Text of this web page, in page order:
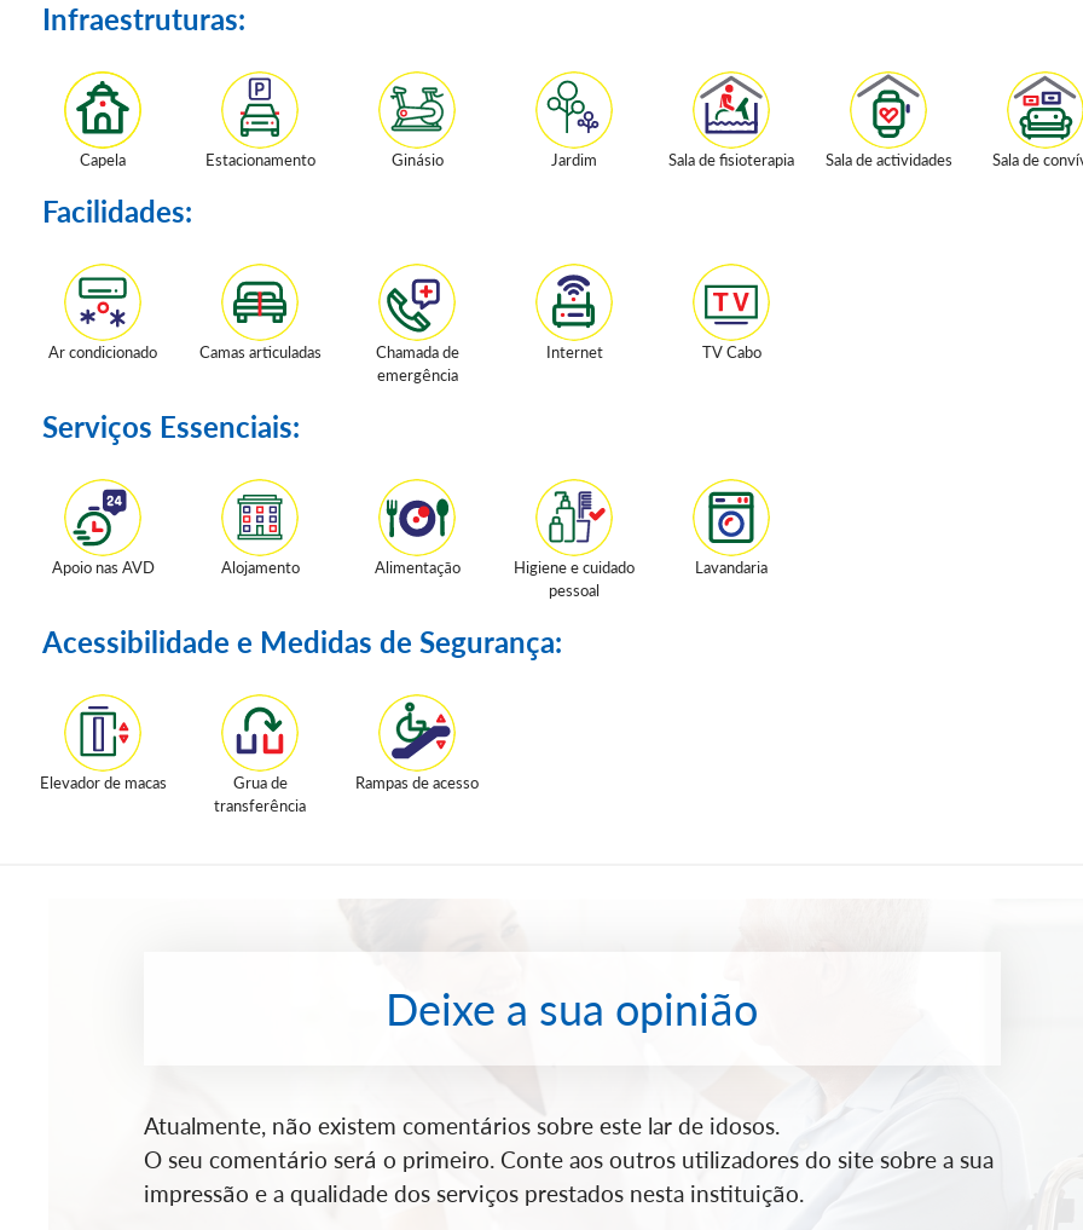
Infraestruturas:
Capela Estacionamento Ginásio Jardim Sala de fisioterapia Sala de actividades Sala de
Facilidades:
Ar condicionado Camas articuladas
Chamada de
emergência
Internet TV Cabo
Serviços Essenciais:
Apoio nas AVD Alojamento Alimentação
Higiene e cuidado
pessoal
Lavandaria
Acessibilidade e Medidas de Segurança:
Elevador de macas
Grua de
transferência
Rampas de acesso
Deixe a sua opinião
Atualmente, não existem comentários sobre este lar de idosos.
O seu comentário será o primeiro. Conte aos outros utilizadores do site sobre a sua
impressão e a qualidade dos serviços prestados nesta instituição.